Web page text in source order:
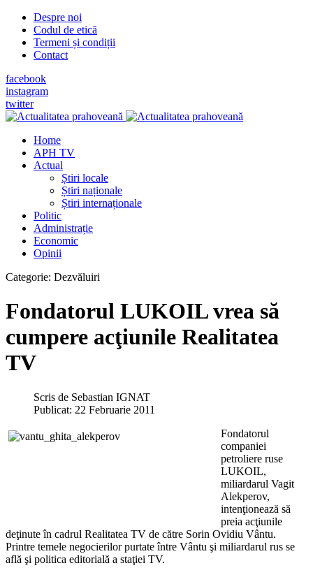
Despre noi
Codul de etică
Termeni și condiții
Contact
facebook
instagram
twitter
Home
APH TV
Actual
Știri locale
Știri naționale
Știri internaționale
Politic
Administrație
Economic
Opinii
Categorie: Dezvăluiri
Fondatorul LUKOIL vrea să
cumpere acţiunile Realitatea
TV
Scris de Sebastian IGNAT
Publicat: 22 Februarie 2011
Fondatorul
companiei
petroliere ruse
LUKOIL,
miliardarul Vagit
Alekperov,
intenţionează să
preia acţiunile
deţinute în cadrul Realitatea TV de către Sorin Ovidiu Vântu.
Printre temele negocierilor purtate între Vântu şi miliardarul rus se
află şi politica editorială a staţiei TV.